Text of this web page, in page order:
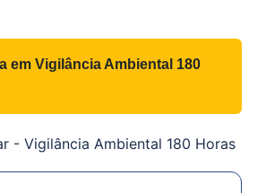
em Vigilância Ambiental 180
- Vigilância Ambiental 180 Horas